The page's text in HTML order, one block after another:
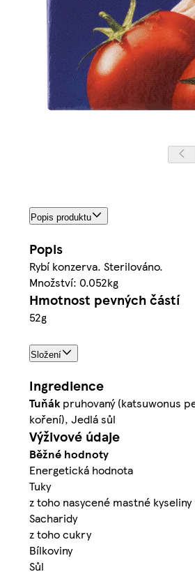
Popis produktu
Popis
Rybí konzerva. Sterilováno.
Množství: 0.052kg
Hmotnost pevných částí
52g
Složení
Ingredience
Tuňákpruhovaný (katsuwonus
koření), Jedlá sůl
Výživové údaje
Běžné hodnoty
Energetická hodnota
Tuky
z toho nasycené mastné kyseliny
Sacharidy
z toho cukry
Bílkoviny
Sůl